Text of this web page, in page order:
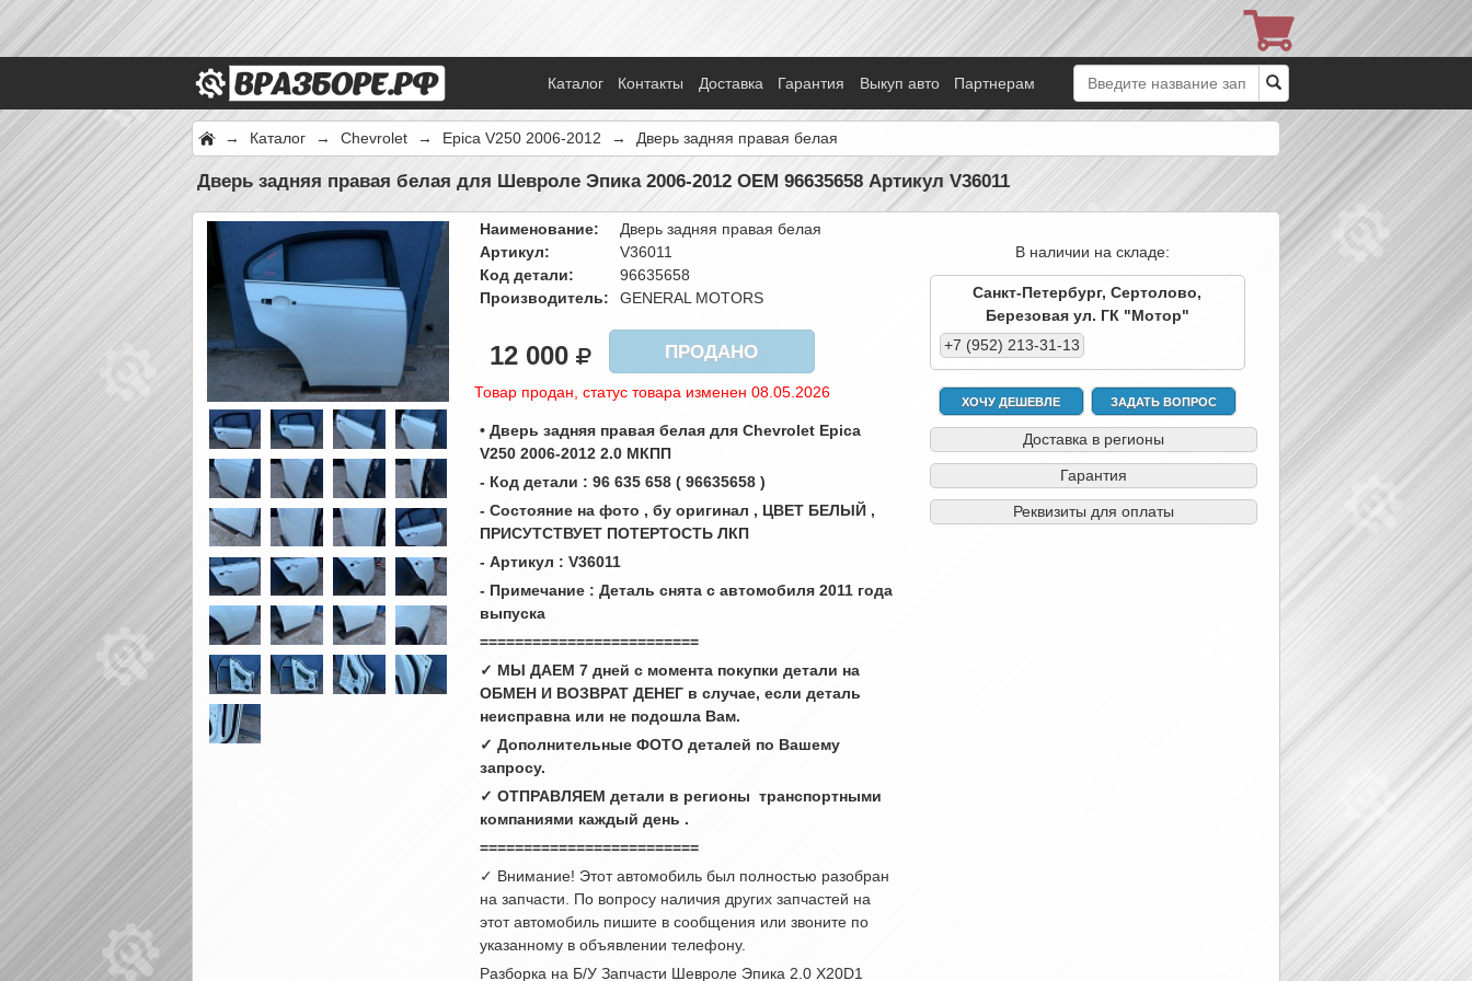
Каталог Контакты Доставка Гарантия Выкуп авто Партнерам
→ Каталог → Chevrolet → Epica V250 2006-2012 → Дверь задняя правая белая
Дверь задняя правая белая для Шевроле Эпика 2006-2012 OEM 96635658 Артикул V36011
Наименование:
Дверь задняя правая белая
Артикул:
V36011
Код детали:
96635658
Производитель:
GENERAL MOTORS
12 000 ПРОДАНО
Товар продан, статус товара изменен 08.05.2026
• Дверь задняя правая белая для Chevrolet Epica
V250 2006-2012 2.0 МКПП
- Код детали : 96 635 658 ( 96635658 )
- Состояние на фото , бу оригинал , ЦВЕТ БЕЛЫЙ ,
ПРИСУТСТВУЕТ ПОТЕРТОСТЬ ЛКП
- Артикул : V36011
- Примечание : Деталь снята с автомобиля 2011 года
выпуска
=========================
✓ МЫ ДАЕМ 7 дней с момента покупки детали на
ОБМЕН И ВОЗВРАТ ДЕНЕГ в случае, если деталь
неисправна или не подошла Вам.
✓ Дополнительные ФОТО деталей по Вашему
запросу.
✓ ОТПРАВЛЯЕМ детали в регионы транспортными
компаниями каждый день .
=========================
✓ Внимание! Этот автомобиль был полностью разобран
на запчасти. По вопросу наличия других запчастей на
этот автомобиль пишите в сообщения или звоните по
указанному в объявлении телефону.
Разборка на Б/У Запчасти Шевроле Эпика 2.0 X20D1
В наличии на складе:
Санкт-Петербург, Сертолово,
Березовая ул. ГК "Мотор"
+7 (952) 213-31-13
ХОЧУ ДЕШЕВЛЕ ЗАДАТЬ ВОПРОС
Доставка в регионы
Гарантия
Реквизиты для оплаты